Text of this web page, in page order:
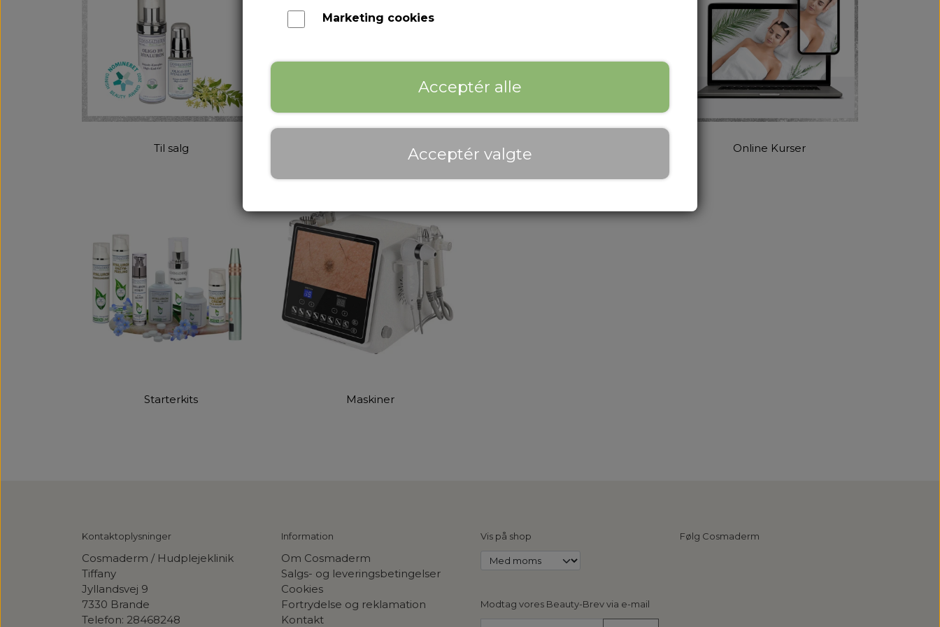
Til salg Online Kurser
Starterkits Maskiner
Kontaktoplysninger
Cosmaderm / Hudplejeklinik
Tiffany
Jyllandsvej 9
7330 Brande
Telefon: 28468248
Information
Om Cosmaderm
Salgs- og leveringsbetingelser
Cookies
Fortrydelse og reklamation
Kontakt
Vis på shop
Modtag vores Beauty-Brev via e-mail
Følg Cosmaderm
Marketing cookies
Acceptér alle
Acceptér valgte